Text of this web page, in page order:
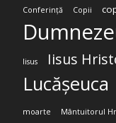
Conferință Copii
Iisus Iisus
Lucășeuca
moarte Mântuitorul